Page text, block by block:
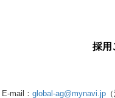
採用
E-mail： global-ag@mynavi.jp